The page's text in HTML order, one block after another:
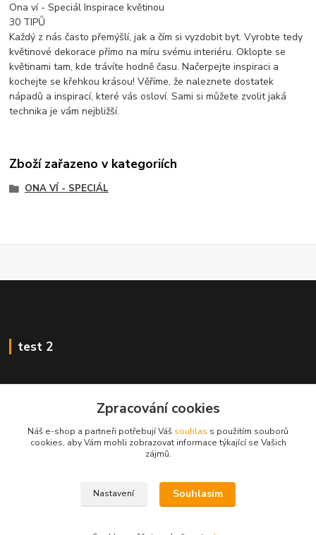
Ona ví - Speciál Inspirace květinou
30 TIPŮ
Každý z nás často přemýšlí, jak a čím si vyzdobit byt. Vyrobte tedy
květinové dekorace přímo na míru svému interiéru. Oklopte se
květinami tam, kde trávíte hodně času. Načerpejte inspiraci a
kochejte se křehkou krásou! Věříme, že naleznete dostatek
nápadů a inspirací, které vás osloví. Sami si můžete zvolit jaká
technika je vám nejbližší.
Zboží zařazeno v kategoriích
ONA VÍ - SPECIÁL
test 2
Kontakty
Zákaznická podpora
obchod@casopisyprovas.cz
Zpracování cookies
Náš e-shop a partneři potřebují Váš souhlas s použitím souborů
cookies, aby Vám mohli zobrazovat informace týkající se Vašich
zájmů.
Nastavení Souhlasím